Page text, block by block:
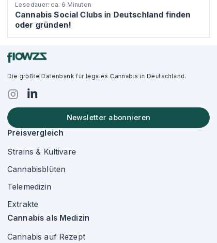
Lesedauer: ca. 6 Minuten
Cannabis Social Clubs in Deutschland finden
oder gründen!
Die größte Datenbank für legales Cannabis in Deutschland.
Newsletter abonnieren
Preisvergleich
Strains & Kultivare
Cannabisblüten
Telemedizin
Extrakte
Cannabis als Medizin
Cannabis auf Rezept